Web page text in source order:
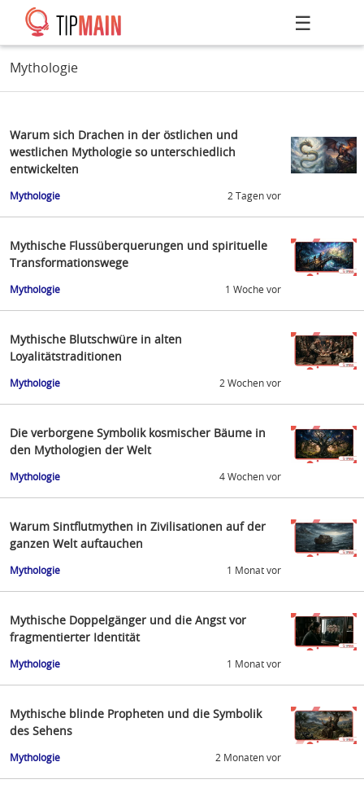
☰
Mythologie
Warum sich Drachen in der östlichen und
westlichen Mythologie so unterschiedlich
entwickelten
Mythologie 2 Tagen vor
Mythische Flussüberquerungen und spirituelle
Transformationswege
Mythologie 1 Woche vor
Mythische Blutschwüre in alten
Loyalitätstraditionen
Mythologie 2 Wochen vor
Die verborgene Symbolik kosmischer Bäume in
den Mythologien der Welt
Mythologie 4 Wochen vor
Warum Sintflutmythen in Zivilisationen auf der
ganzen Welt auftauchen
Mythologie 1 Monat vor
Mythische Doppelgänger und die Angst vor
fragmentierter Identität
Mythologie 1 Monat vor
Mythische blinde Propheten und die Symbolik
des Sehens
Mythologie 2 Monaten vor